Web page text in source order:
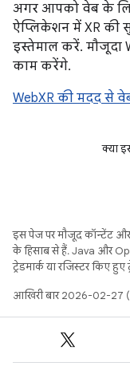
अगर आपको वेब के
ऐप्लिकेशन में XR की
इस्तेमाल करें. मौजूदा
काम करेंगे.
WebXR की मदद से
क्या
इस पेज पर मौजूद कॉन्टेंट
के हिसाब से हैं. Java और
ट्रेडमार्क या रजिस्टर किए हुए
आखिरी बार 2026-02-27